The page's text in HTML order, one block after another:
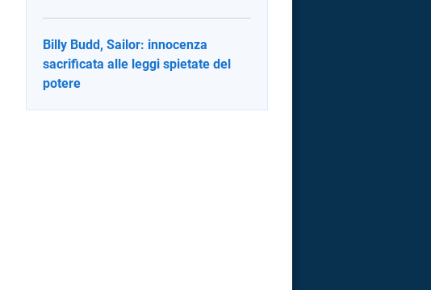
Billy Budd, Sailor: innocenza
sacrificata alle leggi spietate del
potere